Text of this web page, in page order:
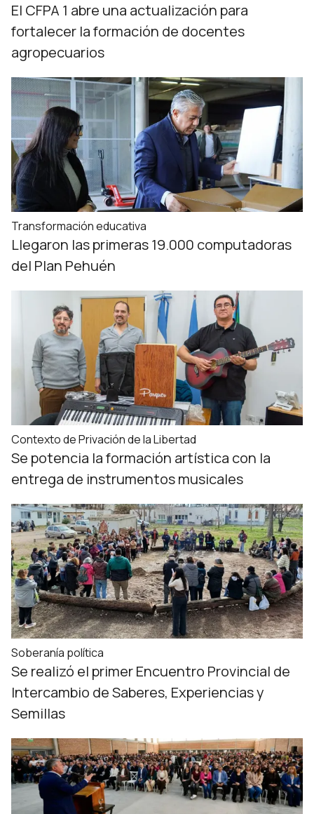
El CFPA 1 abre una actualización para
fortalecer la formación de docentes
agropecuarios
Transformación educativa
Llegaron las primeras 19.000 computadoras
del Plan Pehuén
Contexto de Privación de la Libertad
Se potencia la formación artística con la
entrega de instrumentos musicales
Soberanía política
Se realizó el primer Encuentro Provincial de
Intercambio de Saberes, Experiencias y
Semillas